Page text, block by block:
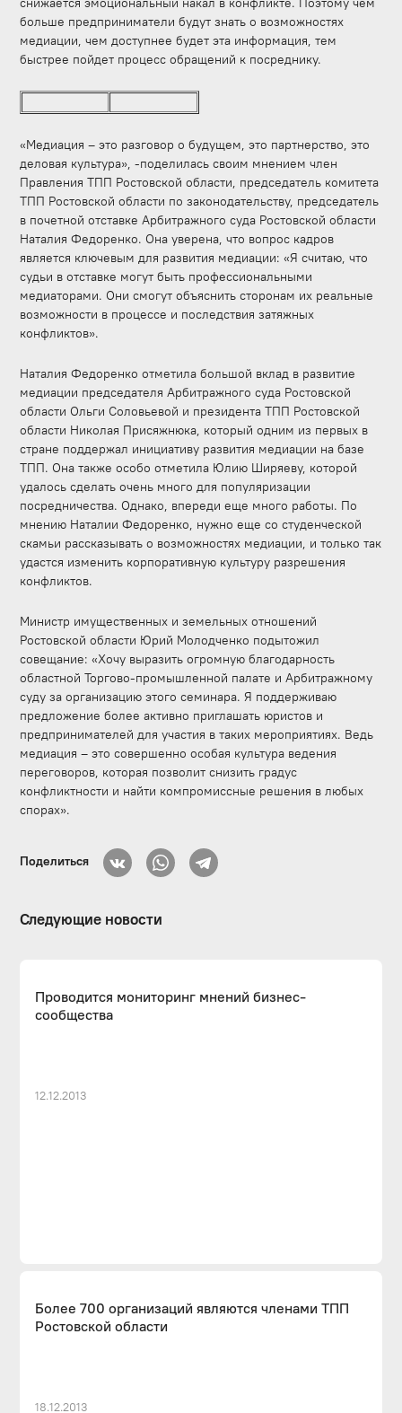
больше предприниматели будут знать о возможностях
медиации, чем доступнее будет эта информация, тем
быстрее пойдет процесс обращений к посреднику.
«Медиация – это разговор о будущем, это партнерство, это
деловая культура», -поделилась своим мнением член
Правления ТПП Ростовской области, председатель комитета
ТПП Ростовской области по законодательству, председатель
в почетной отставке Арбитражного суда Ростовской области
Наталия Федоренко. Она уверена, что вопрос кадров
является ключевым для развития медиации: «Я считаю, что
судьи в отставке могут быть профессиональными
медиаторами. Они смогут объяснить сторонам их реальные
возможности в процессе и последствия затяжных
конфликтов».
Наталия Федоренко отметила большой вклад в развитие
медиации председателя Арбитражного суда Ростовской
области Ольги Соловьевой и президента ТПП Ростовской
области Николая Присяжнюка, который одним из первых в
стране поддержал инициативу развития медиации на базе
ТПП. Она также особо отметила Юлию Ширяеву, которой
удалось сделать очень много для популяризации
посредничества. Однако, впереди еще много работы. По
мнению Наталии Федоренко, нужно еще со студенческой
скамьи рассказывать о возможностях медиации, и только так
удастся изменить корпоративную культуру разрешения
конфликтов.
Министр имущественных и земельных отношений
Ростовской области Юрий Молодченко подытожил
совещание: «Хочу выразить огромную благодарность
областной Торгово-промышленной палате и Арбитражному
суду за организацию этого семинара. Я поддерживаю
предложение более активно приглашать юристов и
предпринимателей для участия в таких мероприятиях. Ведь
медиация – это совершенно особая культура ведения
переговоров, которая позволит снизить градус
конфликтности и найти компромиссные решения в любых
спорах».
Поделиться
Следующие новости
Проводится мониторинг мнений бизнес-
сообщества
12.12.2013
Более 700 организаций являются членами ТПП
Ростовской области
18.12.2013